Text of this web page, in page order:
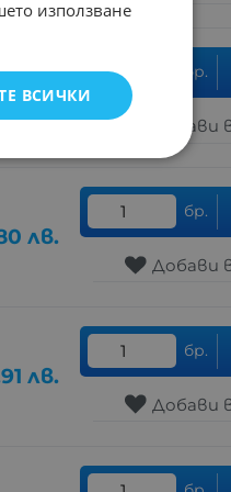
лв.
бр.
Добави
лв.
бр.
Добави
лв.
бр.
Добави
използване
ВСИЧКИ